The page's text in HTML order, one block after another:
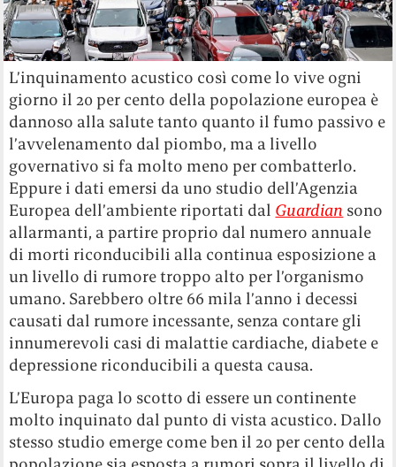
L’inquinamento acustico così come lo vive ogni
giorno il 20 per cento della popolazione europea è
dannoso alla salute tanto quanto il fumo passivo e
l’avvelenamento dal piombo, ma a livello
governativo si fa molto meno per combatterlo.
Eppure i dati emersi da uno studio dell’Agenzia
Europea dell’ambiente riportati dal Guardian sono
allarmanti, a partire proprio dal numero annuale
di morti riconducibili alla continua esposizione a
un livello di rumore troppo alto per l’organismo
umano. Sarebbero oltre 66 mila l’anno i decessi
causati dal rumore incessante, senza contare gli
innumerevoli casi di malattie cardiache, diabete e
depressione riconducibili a questa causa.
L’Europa paga lo scotto di essere un continente
molto inquinato dal punto di vista acustico. Dallo
stesso studio emerge come ben il 20 per cento della